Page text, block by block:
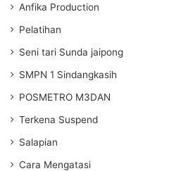
Anfika Production
Pelatihan
Seni tari Sunda jaipong
SMPN 1 Sindangkasih
POSMETRO M3DAN
Terkena Suspend
Salapian
Cara Mengatasi